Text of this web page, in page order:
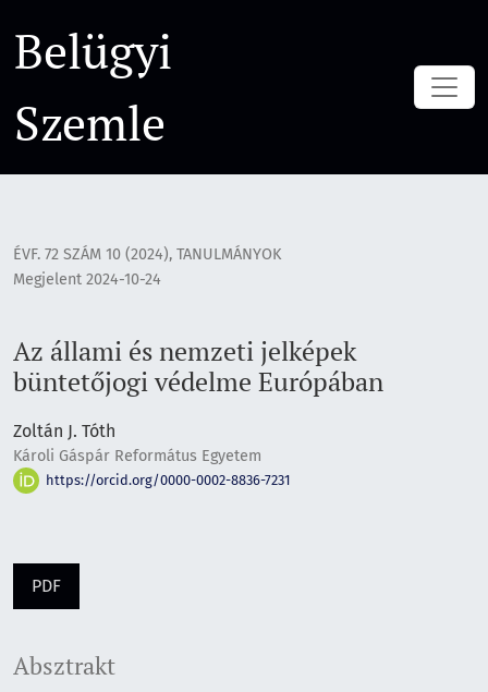
Belügyi
Szemle
ÉVF. 72 SZÁM 10 (2024), TANULMÁNYOK
Az állami és nemzeti jelképek
büntetőjogi védelme Európában
Megjelent 2024-10-24
Zoltán J. Tóth
Károli Gáspár Református Egyetem
https://orcid.org/0000-0002-8836-7231
PDF
Absztrakt